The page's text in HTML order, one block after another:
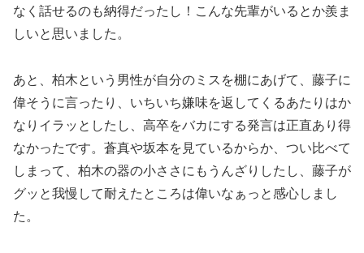
なく話せるのも納得だったし！こんな先輩がいるとか羨ま
しいと思いました。
あと、柏木という男性が自分のミスを棚にあげて、藤子に
偉そうに言ったり、いちいち嫌味を返してくるあたりはか
なりイラッとしたし、高卒をバカにする発言は正直あり得
なかったです。蒼真や坂本を見ているからか、つい比べて
しまって、柏木の器の小ささにもうんざりしたし、藤子が
グッと我慢して耐えたところは偉いなぁっと感心しまし
た。